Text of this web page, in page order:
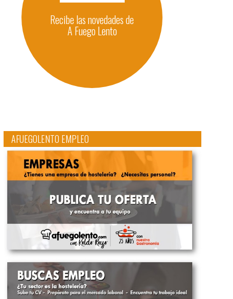
Recibe las novedades de
A Fuego Lento
AFUEGOLENTO EMPLEO